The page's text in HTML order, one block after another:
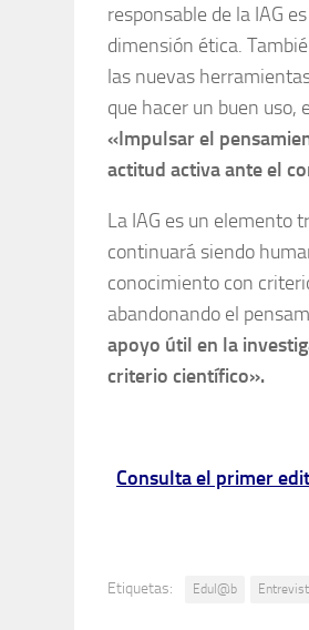
responsable de la IAG
dimensión ética.
las nuevas
que hacer un buen uso,
«Impulsar el
actitud activa ante el
La IAG es un elemento
continuará siendo
conocimiento con
abandonando el
apoyo útil en la
criterio científico».
Consulta el primer
Etiquetas: Edul@b